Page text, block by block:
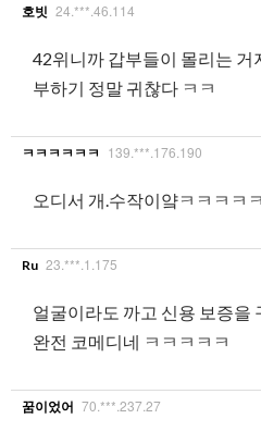
호빗 24.***.46.114
42위니까 갑부들이 몰리는 거
부하기 정말 귀찮다 ㅋㅋ
ㅋㅋㅋㅋㅋㅋ 139.***.176.190
오디서 개.수작이얔ㅋㅋㅋㅋㅋ
Ru 23.***.1.175
얼굴이라도 까고 신용 보증을
완전 코메디네 ㅋㅋㅋㅋㅋ
꿈이었어 70.***.237.27